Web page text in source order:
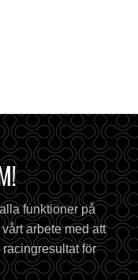
funktioner på
arbete med att
för